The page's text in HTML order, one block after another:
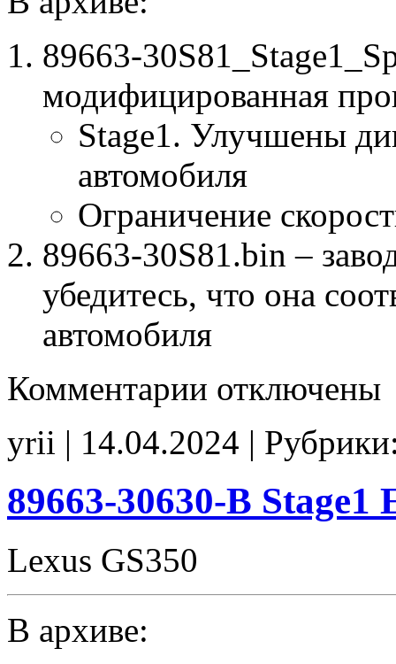
89663-
модифицированная
Stage1. Улучшены
автомобиля
Ограничение
89663-30S81.bin –
убедитесь, что она
автомобиля
Комментарии записи
Stage1
SpLim_260
отключены
yrii | 14.04.2024 |
89663-30630-B
Lexus GS350
В архиве: